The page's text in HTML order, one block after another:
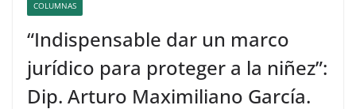
COLUMNAS
“Indispensable dar un marco
jurídico para proteger a la niñez”:
Dip. Arturo Maximiliano García.